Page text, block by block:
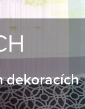
dekoracích